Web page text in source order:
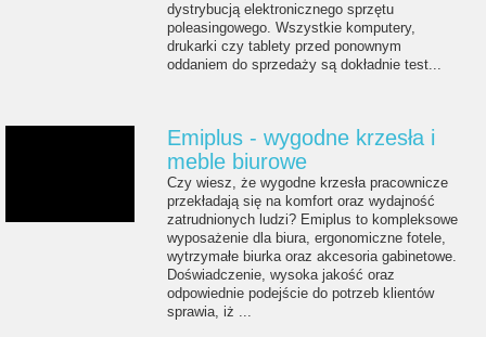
dystrybucją elektronicznego sprzętu
poleasingowego. Wszystkie komputery,
drukarki czy tablety przed ponownym
oddaniem do sprzedaży są dokładnie test...
Emiplus - wygodne krzesła i
meble biurowe
Czy wiesz, że wygodne krzesła pracownicze
przekładają się na komfort oraz wydajność
zatrudnionych ludzi? Emiplus to kompleksowe
wyposażenie dla biura, ergonomiczne fotele,
wytrzymałe biurka oraz akcesoria gabinetowe.
Doświadczenie, wysoka jakość oraz
odpowiednie podejście do potrzeb klientów
sprawia, iż ...